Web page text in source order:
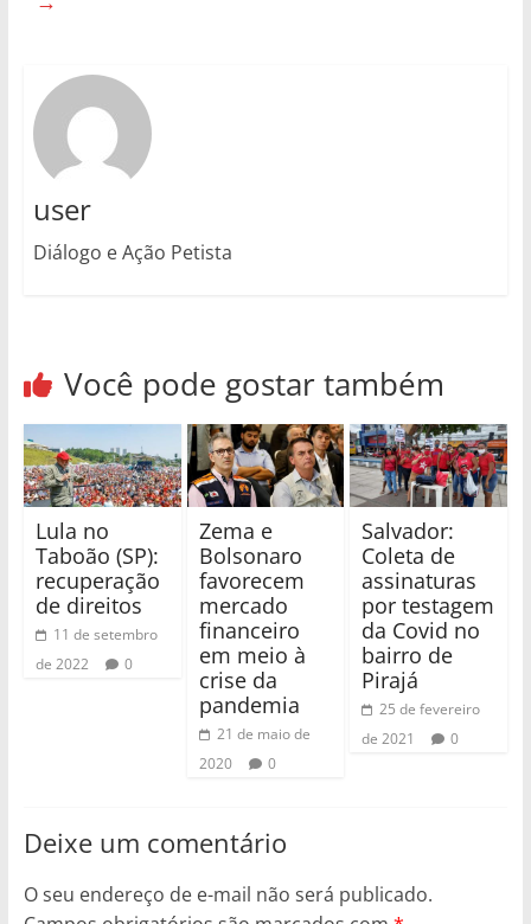
user
Diálogo e Ação Petista
Você pode gostar também
Lula no
Taboão (SP):
recuperação
de direitos
11 de setembro
de 2022
0
Zema e
Bolsonaro
favorecem
mercado
financeiro
em meio à
crise da
pandemia
21 de maio de
2020
0
Salvador:
Coleta de
assinaturas
por testagem
da Covid no
bairro de
Pirajá
25 de fevereiro
de 2021
0
Deixe um comentário
O seu endereço de e-mail não será publicado.